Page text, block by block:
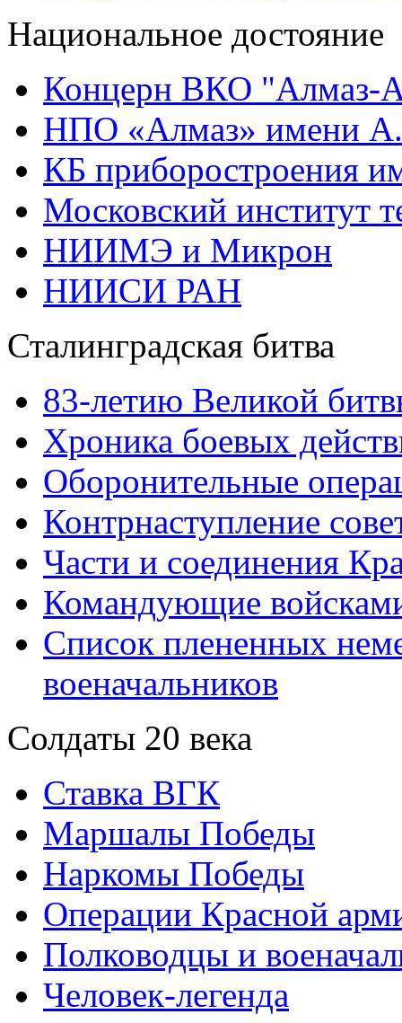
Национальное достояние
Концерн ВКО "Алмаз-
НПО «Алмаз» имени
КБ приборостроения
Московский институт
НИИМЭ и Микрон
НИИСИ РАН
Сталинградская битва
83-летию Великой
Хроника боевых
Оборонительные
Контрнаступление
Части и соединения
Командующие
Список плененных
военачальников
Солдаты 20 века
Ставка ВГК
Маршалы Победы
Наркомы Победы
Операции Красной
Полководцы и
Человек-легенда